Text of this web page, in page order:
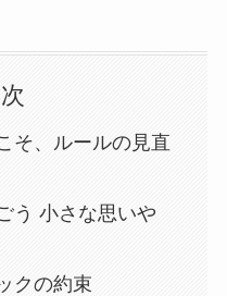
そ、ルールの見直
う 小さな思いや
クの約束